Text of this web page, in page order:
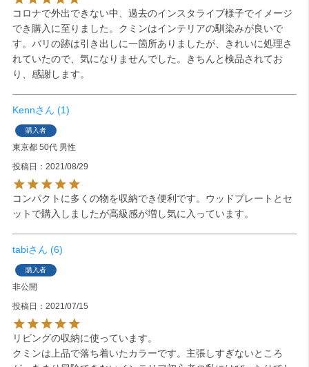
コロナで外出できない中、過去のインスタライブ様子でイメージ
でき購入に至りました。クミンはインテリアの馴染みが良いで
す。バリの跡は引き出しに一箇所ありましたが、きれいに処理さ
れていたので、気になりませんでした。きちんと検品されてお
り、感謝します。
Kenn 1
購入者
東京都 50代 男性
投稿日
2021/08/29
コンパクトに多くの物を収納でき便利です。ウッドプレートとセ
ットで購入しましたが高級感が増し気に入っています。
tabi 6
購入者
非公開
投稿日
2021/07/15
リビングの収納に使っています。
クミンは上品で落ち着いたカラーです。主張しすぎないところ